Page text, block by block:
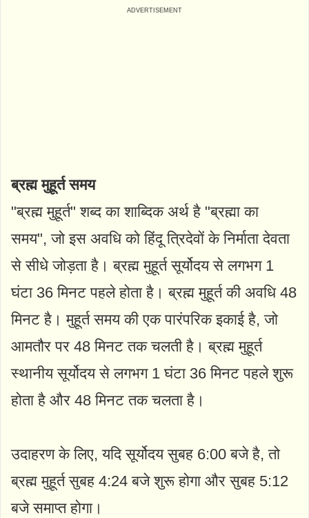
ब्रह्म मुहूर्त समय
"ब्रह्म मुहूर्त" शब्द का शाब्दिक अर्थ है "ब्रह्मा का
समय", जो इस अवधि को हिंदू त्रिदेवों के निर्माता देवता
से सीधे जोड़ता है। ब्रह्म मुहूर्त सूर्योदय से लगभग 1
घंटा 36 मिनट पहले होता है। ब्रह्म मुहूर्त की अवधि 48
मिनट है। मुहूर्त समय की एक पारंपरिक इकाई है, जो
आमतौर पर 48 मिनट तक चलती है। ब्रह्म मुहूर्त
स्थानीय सूर्योदय से लगभग 1 घंटा 36 मिनट पहले शुरू
होता है और 48 मिनट तक चलता है।
उदाहरण के लिए, यदि सूर्योदय सुबह 6:00 बजे है, तो
ब्रह्म मुहूर्त सुबह 4:24 बजे शुरू होगा और सुबह 5:12
बजे समाप्त होगा।